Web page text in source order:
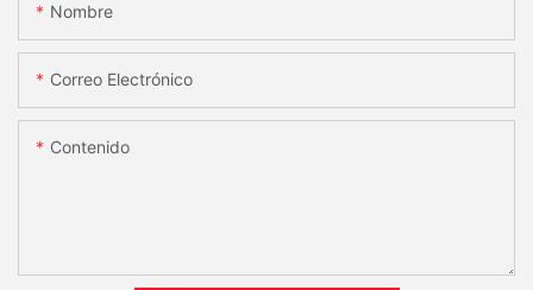
Nombre
Correo Electrónico
Contenido